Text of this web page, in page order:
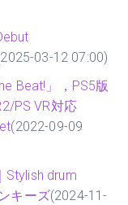
03-12 07:00)
Beat!」，PS5版
PS VR対応
(2022-09-09
Stylish drum
キーズ(2024-11-